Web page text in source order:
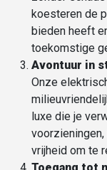
koesteren de
bieden heeft
toekomstige
Avontuur in
Onze
luxe die je
vrijheid om te